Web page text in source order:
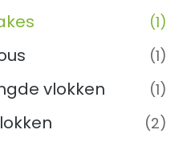
(1)
(1)
vlokken (1)
(2)